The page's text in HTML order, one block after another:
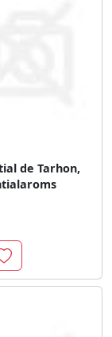
de Tarhon,